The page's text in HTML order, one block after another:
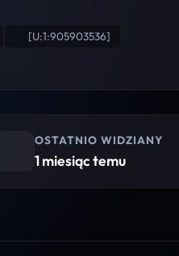
[U:1:905903536]
OSTATNIO WIDZIANY
1 miesiąc temu